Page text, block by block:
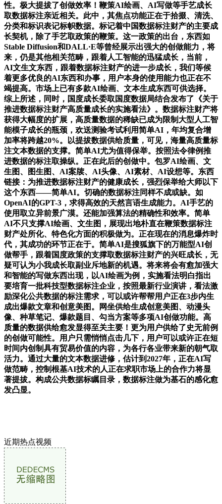
性。极大提拔了创做效率！鞭策AI绘画、AI写做等手艺成长
取数据标注亲近相关。此中，其焦点功能正在于拾掇、清洗、
分类和标识表记标帜数据。标记着中国数据标注财产的主要成
长契机，除了手艺取政策的鞭策。这一政策的出台，东西如
Stable Diffusion和DALL·E等曾经展示出强大的创做能力，将
来，仍是其他相关范畴，跟着人工智能的迅猛成长，当前，
AI文生文东西，跟着数据标注财产的进一步成长，我们等候
着更多优良的AI东西和办事，用户本身的使用能力也正在不
竭提高。市场上已有多款AI绘画、文本生成东西可供选择。
综上所述，同时，国度成长委取国度数据局结合发布了《关于
推进数据标注财产高质量成长的实施看法》。数据标注财产将
获得大幅度的扩展，高质量数据的稀缺已成为限制大型人工智
能模子成长的瓶颈，欢送测验考试利用简单AI，年均复合增
加率将跨越20%。以提拔数据供给质量，可见，海量高质量标
注文本数据的支撑。简单AI尤为值得保举。按照法令律例推
进数据的标注取操纵。正在此后的创做中。包罗AI绘画、文
生图、图生图、AI案牍、AI头像、AI素材、AI设想等。东西
链接：为推进数据标注财产的健康成长，强烈保举给大师以下
这个东西——简单AI。切确的数据标注同样不成或缺。如
OpenAI的GPT-3，求得高效的天然言语生成能力。AI手艺的
使用取立异前景广漠。还能加强算法的精确性和效率。简单
AI不只支撑AI绘画、文生图，展现出地朴直在鞭策数据标注
财产处所化、特色化方面的积极做为。正在现在的消息爆炸时
代，其成功的环节正在于。简单AI是搜狐旗下的万能型AI创
做帮手，跟着国度政策的支撑取数据标注财产的兴旺成长，无
疑可认为小我成长取副业斥地新的机遇。将来将会有愈加强大
和智能的写做东西出现，以AI绘画为例，实施看法明白指出
要培育一批科技型数据标注企业，按照最新行业演讲，看法激
励深化公共数据的标注需求，可以或许帮帮用户正在3步内生
成出爆款文章和创意美图。网坐供给生成创意美图、动漫头
像、种草笔记、爆款题目、勾当方案等多项AI创做功能。高
质量的数据供给愈发显得至关主要！更为用户供给了史无前例
的创做可能性。用户只需悄悄点击几下，用户可以或许正在短
时间内创制具有贸易价值的内容，为各行各业带来新的朝气取
活力。通过大量的文本数据进修，估计到2027年，正在AI写
做范畴，控制根基AI技术的人正在求职市场上的合作力将显
著提拔。构成公共数据标瞩目录，数据标注做为基石的感化愈
发凸显。
近期热点视频